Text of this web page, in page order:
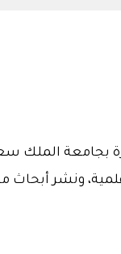
من الأقسام الطبية
ونشر أبحاث